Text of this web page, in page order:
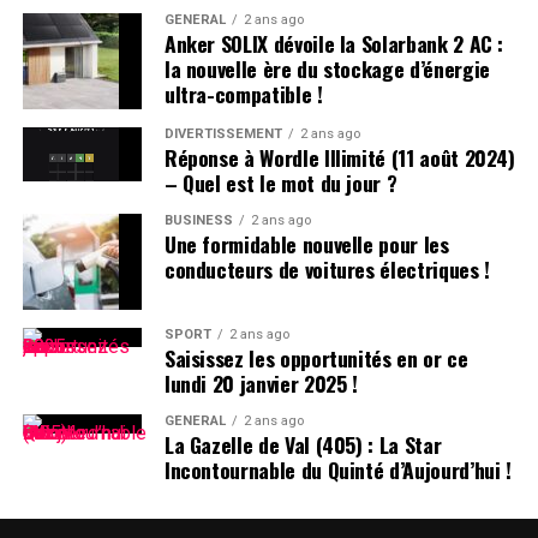
En explorant la technologie blockchain, deux questions
fondamentales se posent : Qu’est-ce que la blockchain
et comment fonctionne-t-elle, et quel est son objectif ?
Comprendre ces aspects nous aide à apprécier son
potentiel dans divers secteurs.
Un autre incident s’est produit à Villeneuve-sur-Lot où
plusieurs individus se sont battus après avoir reçu des
menaces liées à un vol automobile avorté. Le parquet a
décidé de poursuivre trois passagers en leur proposant
une comparution sur reconnaissance préalable de
culpabilité (CRPC). Ils devront se présenter devant le
tribunal local fin avril.
GÉNÉRAL 2 ans ago
Anker SOLIX dévoile la Solarbank 2 AC :
la nouvelle ère du stockage d’énergie
ultra-compatible !
DIVERTISSEMENT 2 ans ago
Réponse à Wordle Illimité (11 août 2024)
– Quel est le mot du jour ?
BUSINESS 2 ans ago
Une formidable nouvelle pour les
conducteurs de voitures électriques !
SPORT 2 ans ago
Saisissez les opportunités en or ce
lundi 20 janvier 2025 !
GÉNÉRAL 2 ans ago
La Gazelle de Val (405) : La Star
Incontournable du Quinté d’Aujourd’hui !